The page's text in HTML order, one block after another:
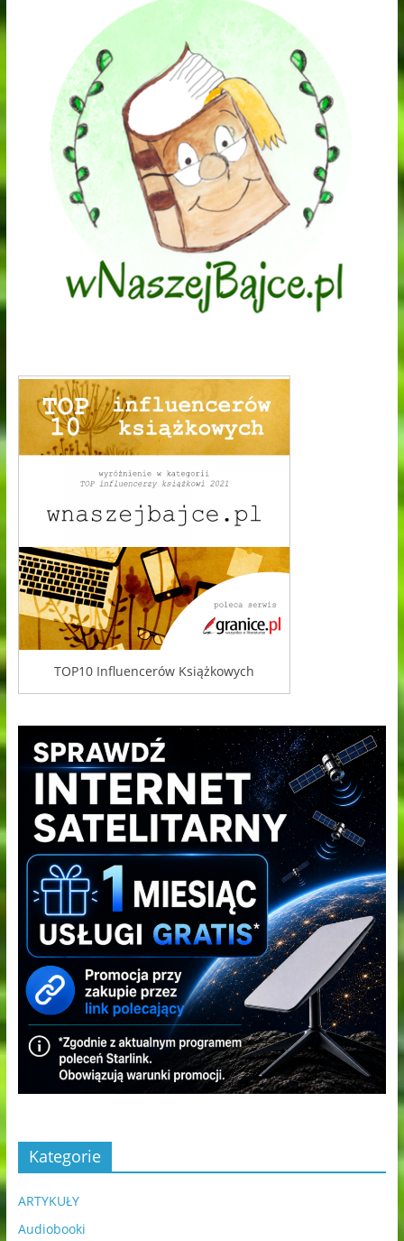
TOP10 Influencerów Książkowych
Kategorie
ARTYKUŁY
Audiobooki